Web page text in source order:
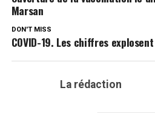
Marsan
DON'T MISS
COVID-19. Les chiffres
La rédaction